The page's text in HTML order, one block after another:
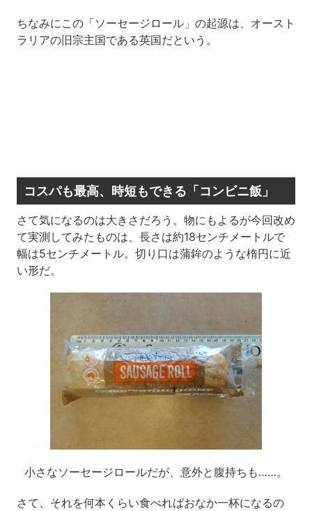
ちなみにこの「ソーセージロール」の起源は、オースト
ラリアの旧宗主国である英国だという。
コスパも最高、時短もできる「コンビニ飯」
さて気になるのは大きさだろう。物にもよるが今回改め
て実測してみたものは、長さは約18センチメートルで
幅は5センチメートル。切り口は蒲鉾のような楕円に近
い形だ。
小さなソーセージロールだが、意外と腹持ちも……。
さて、それを何本くらい食べればおなか一杯になるの